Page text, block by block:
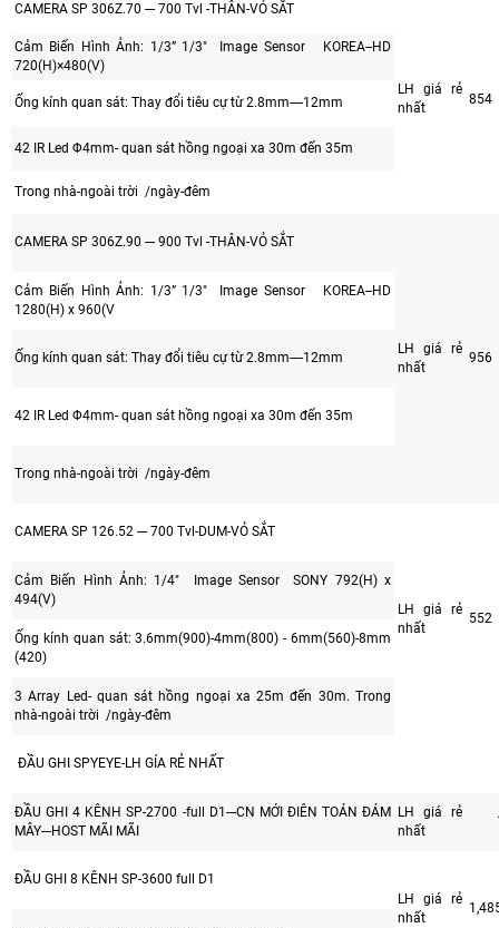
CAMERA SP 306Z.70 --- 700 Tvl -THÂN-VỎ SẮT
LH giá rẻ
nhất
854
Cảm Biến Hình Ảnh: 1/3” 1/3" Image Sensor KOREA--HD
720(H)×480(V)
Ống kính quan sát: Thay đổi tiêu cự từ 2.8mm----12mm
42 IR Led Φ4mm- quan sát hồng ngoại xa 30m đến 35m
Trong nhà-ngoài trời /ngày-đêm
CAMERA SP 306Z.90 --- 900 Tvl -THÂN-VỎ SẮT
LH giá rẻ
nhất
956
Cảm Biến Hình Ảnh: 1/3” 1/3" Image Sensor KOREA--HD
1280(H) x 960(V
Ống kính quan sát: Thay đổi tiêu cự từ 2.8mm----12mm
42 IR Led Φ4mm- quan sát hồng ngoại xa 30m đến 35m
Trong nhà-ngoài trời /ngày-đêm
CAMERA SP 126.52 --- 700 Tvl-DUM-VỎ SẮT
LH giá rẻ
nhất
552
Cảm Biến Hình Ảnh: 1/4" Image Sensor SONY 792(H) x
494(V)
Ống kính quan sát: 3.6mm(900)-4mm(800) - 6mm(560)-8mm
(420)
3 Array Led- quan sát hồng ngoại xa 25m đến 30m. Trong
nhà-ngoài trời /ngày-đêm
ĐẦU GHI SPYEYE-LH GÍA RẺ NHẤT
ĐẦU GHI 4 KÊNH SP-2700 -full D1---CN MỚI ĐIÊN TOÁN ĐÁM
MÂY---HOST MÃI MÃI
LH giá rẻ
nhất
ĐẦU GHI 8 KÊNH SP-3600 full D1
LH giá rẻ
nhất